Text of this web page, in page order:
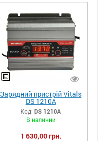
Зарядний пристрій Vitals
DS 1210A
Код: DS 1210A
В наличии
1 630,00 грн.